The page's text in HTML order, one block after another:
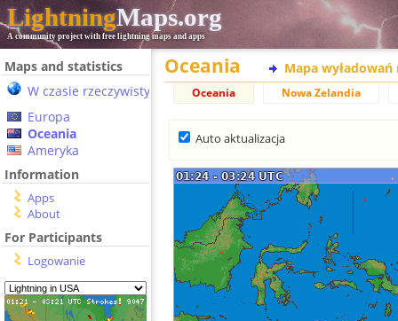
LightningMaps.org
A community project with free lightning maps and apps
Maps and statistics
W czasie rzeczywistym
Europa
Oceania
Ameryka
Information
Apps
About
For Participants
Logowanie
Oceania Mapa wyładowań
Oceania Nowa Zelandia
Auto aktualizacja